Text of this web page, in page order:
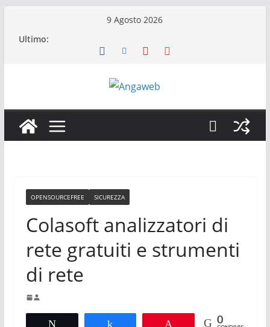
9 Agosto 2026
Ultimo:
OPENSOURCEFREE SICUREZZA
Colasoft analizzatori di
rete gratuiti e strumenti
di rete
0